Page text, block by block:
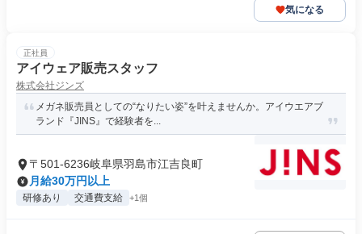
気になる
正社員
アイウェア販売スタッフ
株式会社ジンズ
メガネ販売員としての“なりたい姿”を叶えませんか。アイウエアブ
ランド『JINS』で経験者を...
〒501-6236岐阜県羽島市江吉良町
月給30万円以上
研修あり 交通費支給 +1個